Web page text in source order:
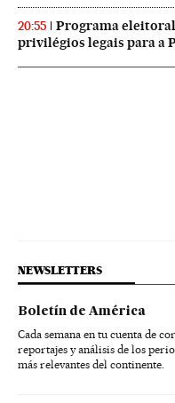
20:55
Programa
privilégios legais para a
NEWSLETTERS
Boletín de América
Cada semana en tu cuenta de
reportajes y análisis de los
más relevantes del continente.